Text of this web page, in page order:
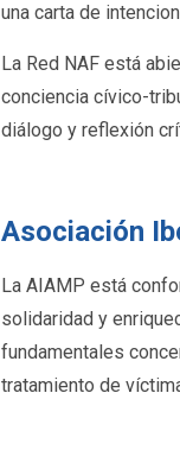
una carta de
La Red NAF está
conciencia cívico-
diálogo y reflexión
Asociación
La AIAMP está
solidaridad y
fundamentales
tratamiento de